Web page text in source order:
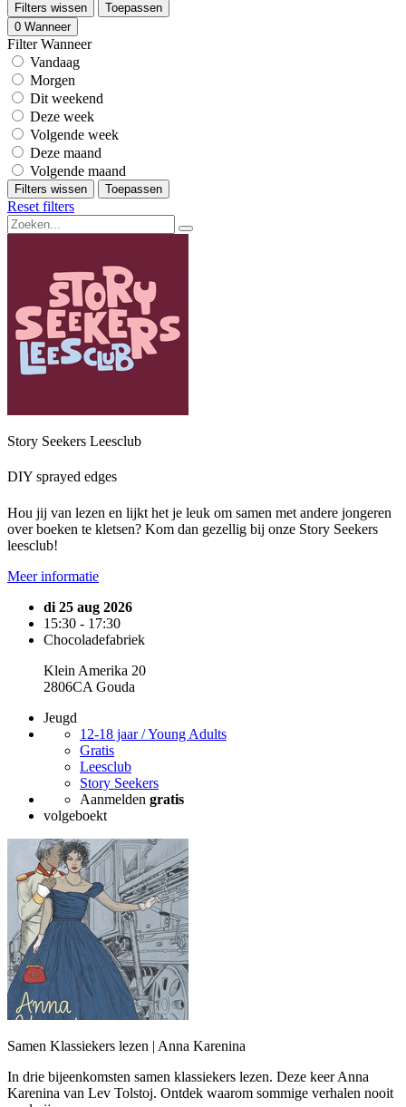
Filters wissen
Toepassen
0 Wanneer
Filter Wanneer
Vandaag
Morgen
Dit weekend
Deze week
Volgende week
Deze maand
Volgende maand
Filters wissen Toepassen
Reset filters
Story Seekers Leesclub
DIY sprayed edges
Hou jij van lezen en lijkt het je leuk om samen met andere jongeren
over boeken te kletsen? Kom dan gezellig bij onze Story Seekers
leesclub!
Meer informatie
di 25 aug 2026
15:30 - 17:30
Chocoladefabriek
Klein Amerika 20
2806CA Gouda
Jeugd
12-18 jaar / Young Adults
Gratis
Leesclub
Story Seekers
Aanmelden gratis
volgeboekt
Samen Klassiekers lezen | Anna Karenina
In drie bijeenkomsten samen klassiekers lezen. Deze keer Anna
Karenina van Lev Tolstoj. Ontdek waarom sommige verhalen nooit